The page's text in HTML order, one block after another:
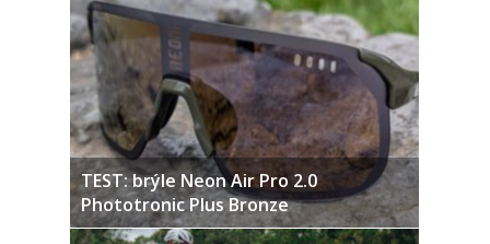
TEST: brýle Neon Air Pro 2.0
Phototronic Plus Bronze